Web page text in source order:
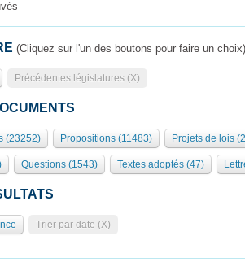
et autres organes
de l'Assemblée
l'Assemblée
des Présidents Bureau Collège des
chiffres clés
du palais Bourbon
séance
(Cliquez sur l'un des boutons pour faire un choix)
Précédentes législatures (X)
(23252) Propositions (11483) Projets de lois
Questions (1543) Textes adoptés (47)
Trier par date (X)